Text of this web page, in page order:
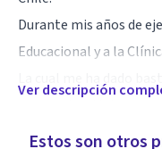
Durante mis años de
Educacional y a la
particular,
Ver descripción
Estos son otros